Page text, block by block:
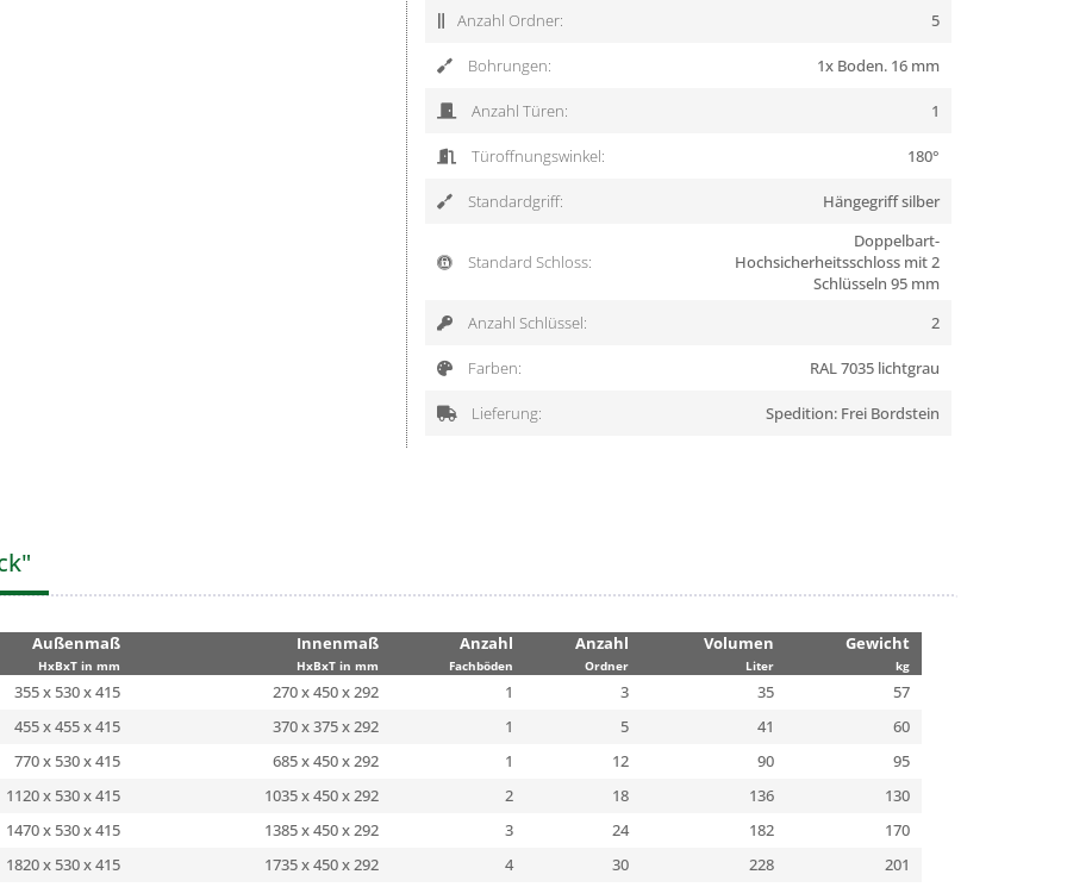
Anzahl Ordner: 5
Bohrungen: 1x Boden. 16 mm
Anzahl Türen: 1
Türoffnungswinkel: 180°
Standardgriff: Hängegriff silber
Standard Schloss:
Doppelbart-
Hochsicherheitsschloss mit 2
Schlüsseln 95 mm
Anzahl Schlüssel:
2
Farben: RAL 7035 lichtgrau
Lieferung: Spedition: Frei Bordstein
Außenmaß
HxBxT in mm
Innenmaß
HxBxT in mm
Anzahl
Fachböden
Anzahl
Ordner
Volumen
Liter
Gewicht
kg
355 x 530 x 415 270 x 450 x 292 1 3 35
57
455 x 455 x 415 370 x 375 x 292 1 5 41
60
770 x 530 x 415 685 x 450 x 292 1 12 90
95
1120 x 530 x 415 1035 x 450 x 292 2 18 136
130
1470 x 530 x 415 1385 x 450 x 292 3 24 182
170
1820 x 530 x 415 1735 x 450 x 292 4 30 228
201